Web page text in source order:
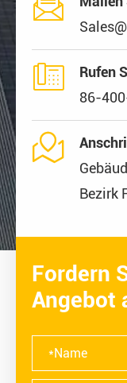

Rufen
86-

Bezirk
Fordern
Angebot